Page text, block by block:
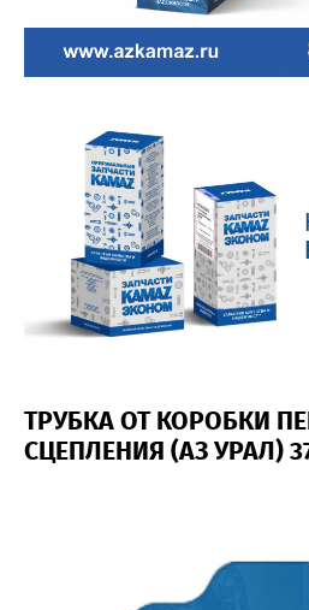
ТРУБКА ОТ КОРОБКИ
СЦЕПЛЕНИЯ (АЗ УРАЛ)